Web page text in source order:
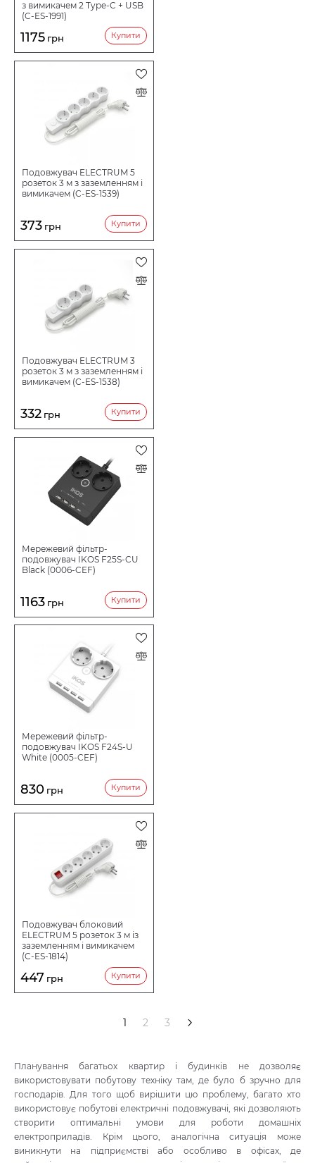
з вимикачем 2 Type-C + USB
(C-ES-1991)
1175 грн Купити
Подовжувач ELECTRUM 5
розеток 3 м з заземленням і
вимикачем (C-ES-1539)
373 грн Купити
Подовжувач ELECTRUM 3
розеток 3 м з заземленням і
вимикачем (C-ES-1538)
332 грн Купити
Мережевий фільтр-
подовжувач IKOS F25S-CU
Black (0006-CEF)
1163 грн Купити
Мережевий фільтр-
подовжувач IKOS F24S-U
White (0005-CEF)
830 грн Купити
Подовжувач блоковий
ELECTRUM 5 розеток 3 м із
заземленням і вимикачем
(C-ES-1814)
447 грн Купити
1 2 3
Планування багатьох квартир і будинків не дозволяє
використовувати побутову техніку там, де було б зручно для
господарів. Для того щоб вирішити цю проблему, багато хто
використовує побутові електричні подовжувачі, які дозволяють
створити оптимальні умови для роботи домашніх
електроприладів. Крім цього, аналогічна ситуація може
виникнути на підприємстві або особливо в офісах, де